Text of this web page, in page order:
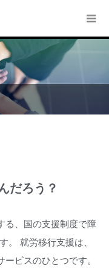
だろう？
る、国の支援制度で障
。 就労移行支援は、
ビスのひとつです。